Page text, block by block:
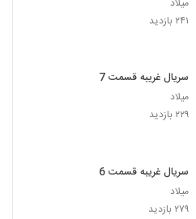
۲۴۱ بازدید
سریال غریبه قسمت 7
میلاد
۲۲۹ بازدید
سریال غریبه قسمت 6
میلاد
۲۷۹ بازدید